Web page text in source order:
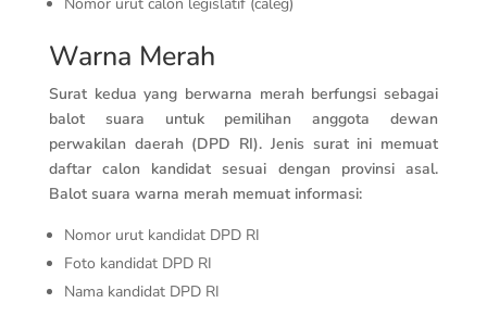
Warna Merah
Surat kedua yang berwarna merah berfungsi sebagai
balot suara untuk pemilihan anggota dewan
perwakilan daerah (DPD RI). Jenis surat ini memuat
daftar calon kandidat sesuai dengan provinsi asal.
Balot suara warna merah memuat informasi:
Nomor urut kandidat DPD RI
Foto kandidat DPD RI
Nama kandidat DPD RI